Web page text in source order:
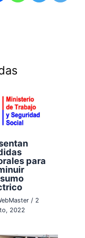
para
/ 2
2022